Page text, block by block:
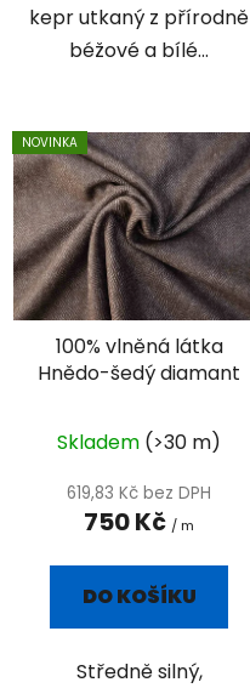
kepr utkaný z přírodně
béžové a bílé...
NOVINKA
100% vlněná látka
Hnědo-šedý diamant
Skladem (>30 m)
619,83 Kč bez DPH
750 Kč / m
DO KOŠÍKU
Středně silný,